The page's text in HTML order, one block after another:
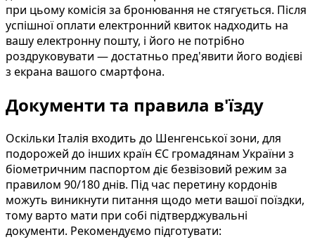
при цьому комісія за бронювання не стягується. Після
успішної оплати електронний квиток надходить на
вашу електронну пошту, і його не потрібно
роздруковувати — достатньо пред'явити його водієві
з екрана вашого смартфона.
Документи та правила в'їзду
Оскільки Італія входить до Шенгенської зони, для
подорожей до інших країн ЄС громадянам України з
біометричним паспортом діє безвізовий режим за
правилом 90/180 днів. Під час перетину кордонів
можуть виникнути питання щодо мети вашої поїздки,
тому варто мати при собі підтверджувальні
документи. Рекомендуємо підготувати: